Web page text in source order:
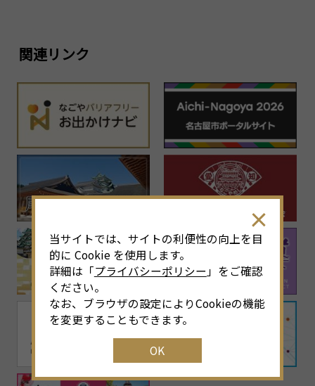
関連リンク
当サイトでは、サイトの利便性の向上を目
的に Cookie を使用します。
詳細は「プライバシーポリシー 」をご確認
ください。
なお、ブラウザの設定によりCookieの機能
を変更することもできます。
OK